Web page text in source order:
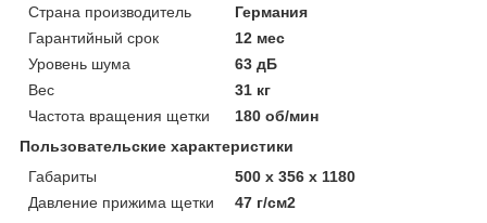
Страна производитель
Германия
Гарантийный срок
12 мес
Уровень шума
63 дБ
Вес
31 кг
Частота вращения щетки
180 об/мин
Пользовательские характеристики
Габариты
500 x 356 x 1180
Давление прижима щетки
47 г/см2